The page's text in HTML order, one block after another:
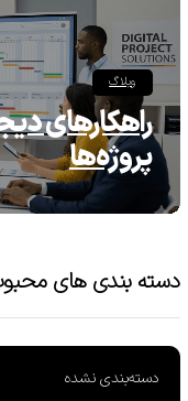
وبلاگ
راهکارهای
پروژه‌ها
دسته بندی های
دسته‌بندی نشده